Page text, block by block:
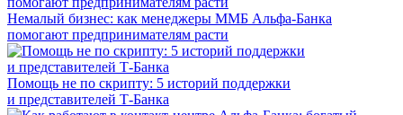
Немалый бизнес: как менеджеры ММБ Альфа-Банка
помогают предпринимателям расти
Помощь не по скрипту: 5 историй поддержки
и представителей Т-Банка